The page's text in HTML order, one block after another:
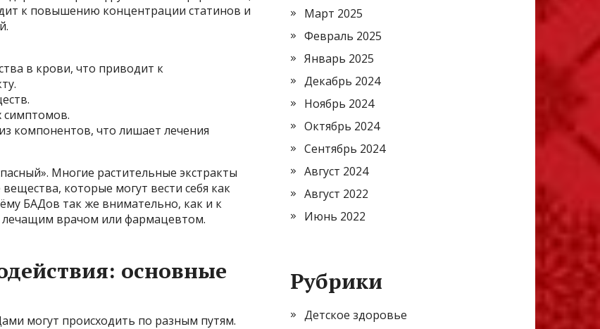
к повышению концентрации статинов и
в крови, что приводит к
симптомов.
компонентов, что лишает лечения
Многие растительные экстракты
которые могут вести себя как
БАДов так же внимательно, как и к
лечащим врачом или фармацевтом.
основные
могут происходить по разным путям.
Март 2025
Февраль 2025
Январь 2025
Декабрь 2024
Ноябрь 2024
Октябрь 2024
Сентябрь 2024
Август 2024
Август 2022
Июнь 2022
Рубрики
Детское здоровье